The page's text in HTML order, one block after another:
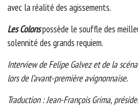
avec la réalité des agissements.
Les Colonspossède le souffle des
solennité des grands requiem.
Interview de Felipe Galvez et de la
lors de l’avant-première avignonnaise.
Traduction : Jean-François Grima,